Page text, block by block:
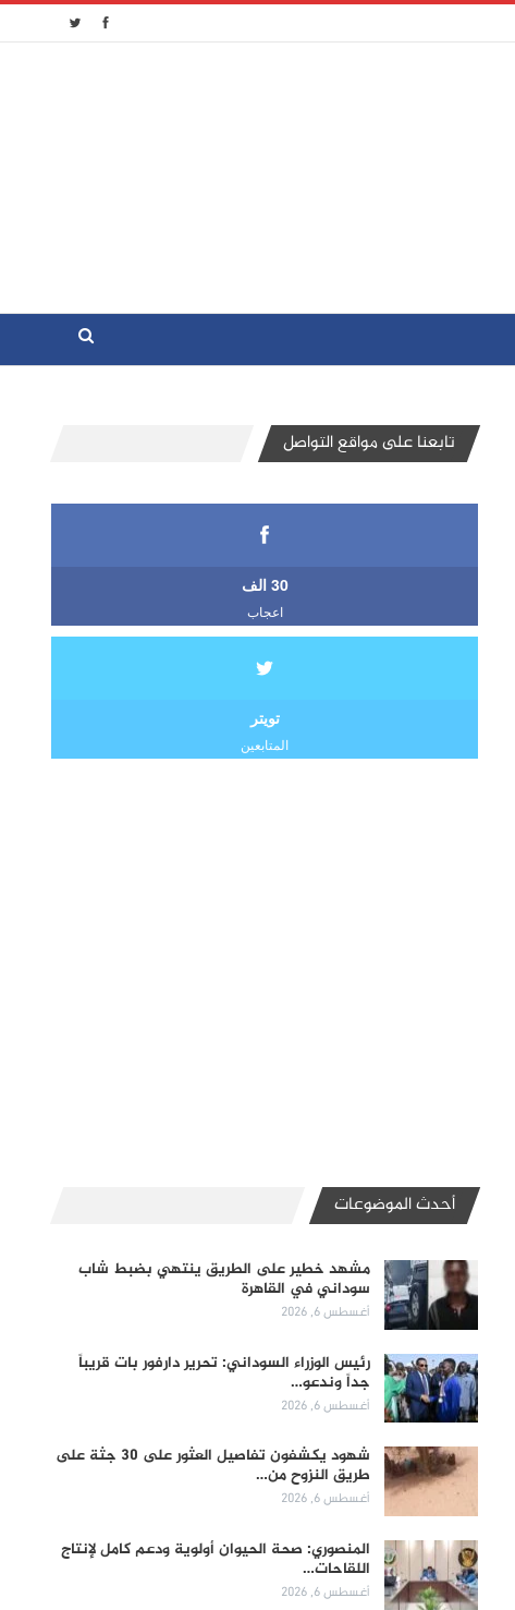
تابعنا على مواقع التواصل
30 الف
اعجاب
تويتر
المتابعين
أحدث الموضوعات
مشهد خطير على الطريق ينتهي بضبط شاب
سوداني في القاهرة
أغسطس 6, 2026
رئيس الوزراء السوداني: تحرير دارفور بات قريباً
جداً وندعو…
أغسطس 6, 2026
شهود يكشفون تفاصيل العثور على 30 جثة على
طريق النزوح من…
أغسطس 6, 2026
المنصوري: صحة الحيوان أولوية ودعم كامل لإنتاج
اللقاحات…
أغسطس 6, 2026